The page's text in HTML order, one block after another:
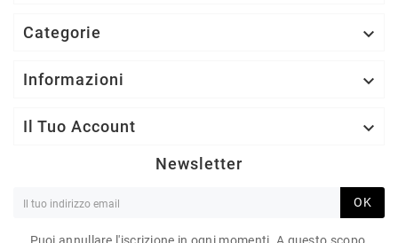
Categorie 
Informazioni 
Il Tuo Account 
Newsletter
OK